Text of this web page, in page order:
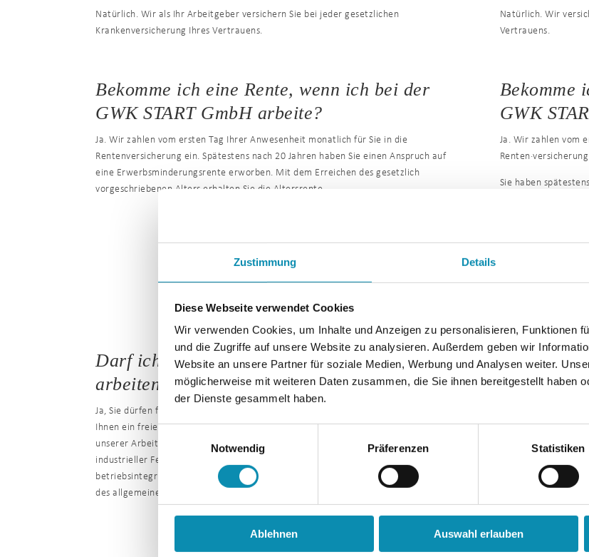
Zustimmung Details
Diese Webseite verwendet Cookies
Wir verwenden Cookies, um Inhalte und Anzeigen zu personalisieren, Funktionen
und die Zugriffe auf unsere Website zu analysieren. Außerdem geben wir
Website an unsere Partner für soziale Medien, Werbung und Analysen weiter.
möglicherweise mit weiteren Daten zusammen, die Sie ihnen bereitgestellt haben
der Dienste gesammelt haben.
Notwendig
Präferenzen Statistiken
Ablehnen Auswahl erlauben
Natürlich. Wir als Ihr Arbeitgeber versichern Sie bei jeder gesetzlichen
Krankenversicherung Ihres Vertrauens.
Natürlich. Wir
Vertrauens.
Bekomme ich eine Rente, wenn ich bei der
GWK START GmbH arbeite?
Ja. Wir zahlen vom ersten Tag Ihrer Anwesenheit monatlich für Sie in die
Rentenversicherung ein. Spätestens nach 20 Jahren haben Sie einen Anspruch auf
eine Erwerbsminderungsrente erworben. Mit dem Erreichen des gesetzlich
vorgeschriebenen Alters erhalten Sie die Altersrente
Bekomme
GWK
Ja. Wir zahlen vom
Sie haben
Sie erhalten die
Darf ich an einem Standort meiner Wahl
arbeiten?
Ja, Sie dürfen frei wählen. Die UN-Konvention „Gleichberechtigte Teilhabe“ sichert
Ihnen ein freies Wunsch- und Wahlrecht zu! Sie können entweder aus dem Angebot
unserer Arbeitsgruppen in den Bereichen Dienstleistung, Handwerk und
industrieller Fertigung wählen oder aber bei entsprechender Eignung auf
betriebsintegrierten Arbeitsplätzen in Inklusionsbetrieben oder anderen Betrieben
des allgemeinen Arbeitsmarktes tätig werden.
Darf ich
arbeiten?
Das steht in der
Sie können aus
wählen.
Oder Sie arbeiten
oder auf dem